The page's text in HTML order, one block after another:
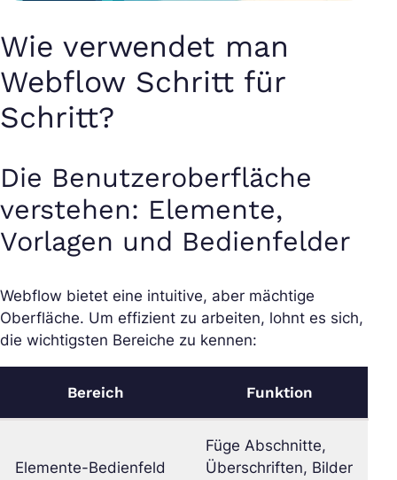
Wie verwendet man
Webflow Schritt für
Schritt?
Die Benutzeroberfläche
verstehen: Elemente,
Vorlagen und Bedienfelder
Webflow bietet eine intuitive, aber mächtige
Oberfläche. Um effizient zu arbeiten, lohnt es sich,
die wichtigsten Bereiche zu kennen:
Bereich Funktion
Elemente-Bedienfeld
Füge Abschnitte,
Überschriften, Bilder